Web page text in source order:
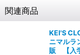
関連商品
KEI'S
ニマル
販 【入